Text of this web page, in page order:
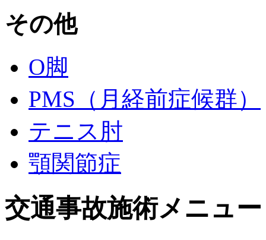
その他
O脚
PMS（月経前症候群）
テニス肘
顎関節症
交通事故施術メニュー